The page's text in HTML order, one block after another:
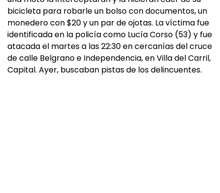
bicicleta para robarle un bolso con documentos, un
monedero con $20 y un par de ojotas. La víctima fue
identificada en la policía como Lucía Corso (53) y fue
atacada el martes a las 22:30 en cercanías del cruce
de calle Belgrano e Independencia, en Villa del Carril,
Capital. Ayer, buscaban pistas de los delincuentes.